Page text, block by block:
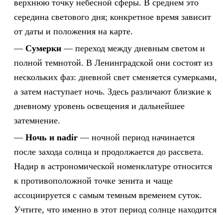
верхнюю точку небесной сферы. В среднем это
середина светового дня; конкретное время зависит
от даты и положения на карте.
Сумерки — переход между дневным светом и
полной темнотой. В Ленинградской они состоят из
нескольких фаз: дневной свет сменяется сумерками,
а затем наступает ночь. Здесь различают близкие к
дневному уровень освещения и дальнейшее
затемнение.
Ночь и nadir — ночной период начинается
после захода солнца и продолжается до рассвета.
Надир в астрономической номенклатуре относится
к противоположной точке зенита и чаще
ассоциируется с самым темным временем суток.
Учтите, что именно в этот период солнце находится